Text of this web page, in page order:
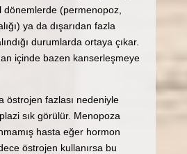
(permenopoz,
ya da dışarıdan fazla
durumlarda ortaya çıkar.
içinde bazen kanserleşmeye
östrojen fazlası nedeniyle
sık görülür. Menopoza
hasta eğer hormon
östrojen kullanırsa bu